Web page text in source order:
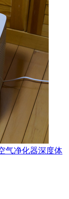
气净化器深度体